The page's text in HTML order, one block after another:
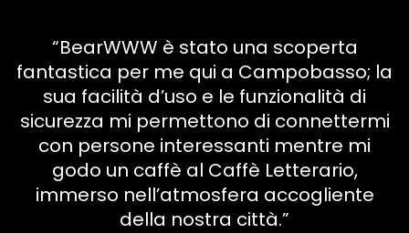
“BearWWW è stato una scoperta
fantastica per me qui a Campobasso; la
sua facilità d’uso e le funzionalità di
sicurezza mi permettono di connettermi
con persone interessanti mentre mi
godo un caffè al Caffè Letterario,
immerso nell’atmosfera accogliente
della nostra città.”